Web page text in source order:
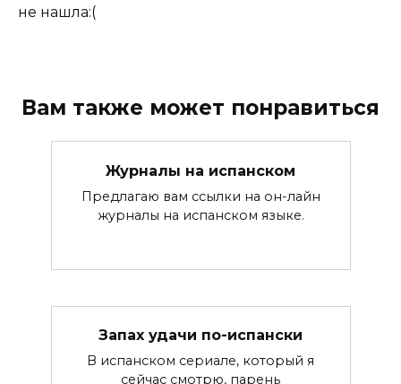
не нашла:(
Вам также может понравиться
Журналы на испанском
Предлагаю вам ссылки на он-лайн
журналы на испанском языке.
Запах удачи по-испански
В испанском сериале, который я
сейчас смотрю, парень